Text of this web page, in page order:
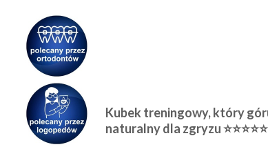
Kubek treningowy, który
naturalny dla zgryzu⭐⭐⭐⭐⭐